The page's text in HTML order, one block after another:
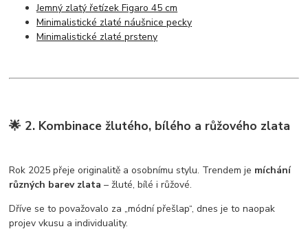
Jemný zlatý řetízek Figaro 45 cm
Minimalistické zlaté náušnice pecky
Minimalistické zlaté prsteny
🌟 2. Kombinace žlutého, bílého a růžového zlata
Rok 2025 přeje originalitě a osobnímu stylu. Trendem je míchání
různých barev zlata – žluté, bílé i růžové.
Dříve se to považovalo za „módní přešlap“, dnes je to naopak
projev vkusu a individuality.